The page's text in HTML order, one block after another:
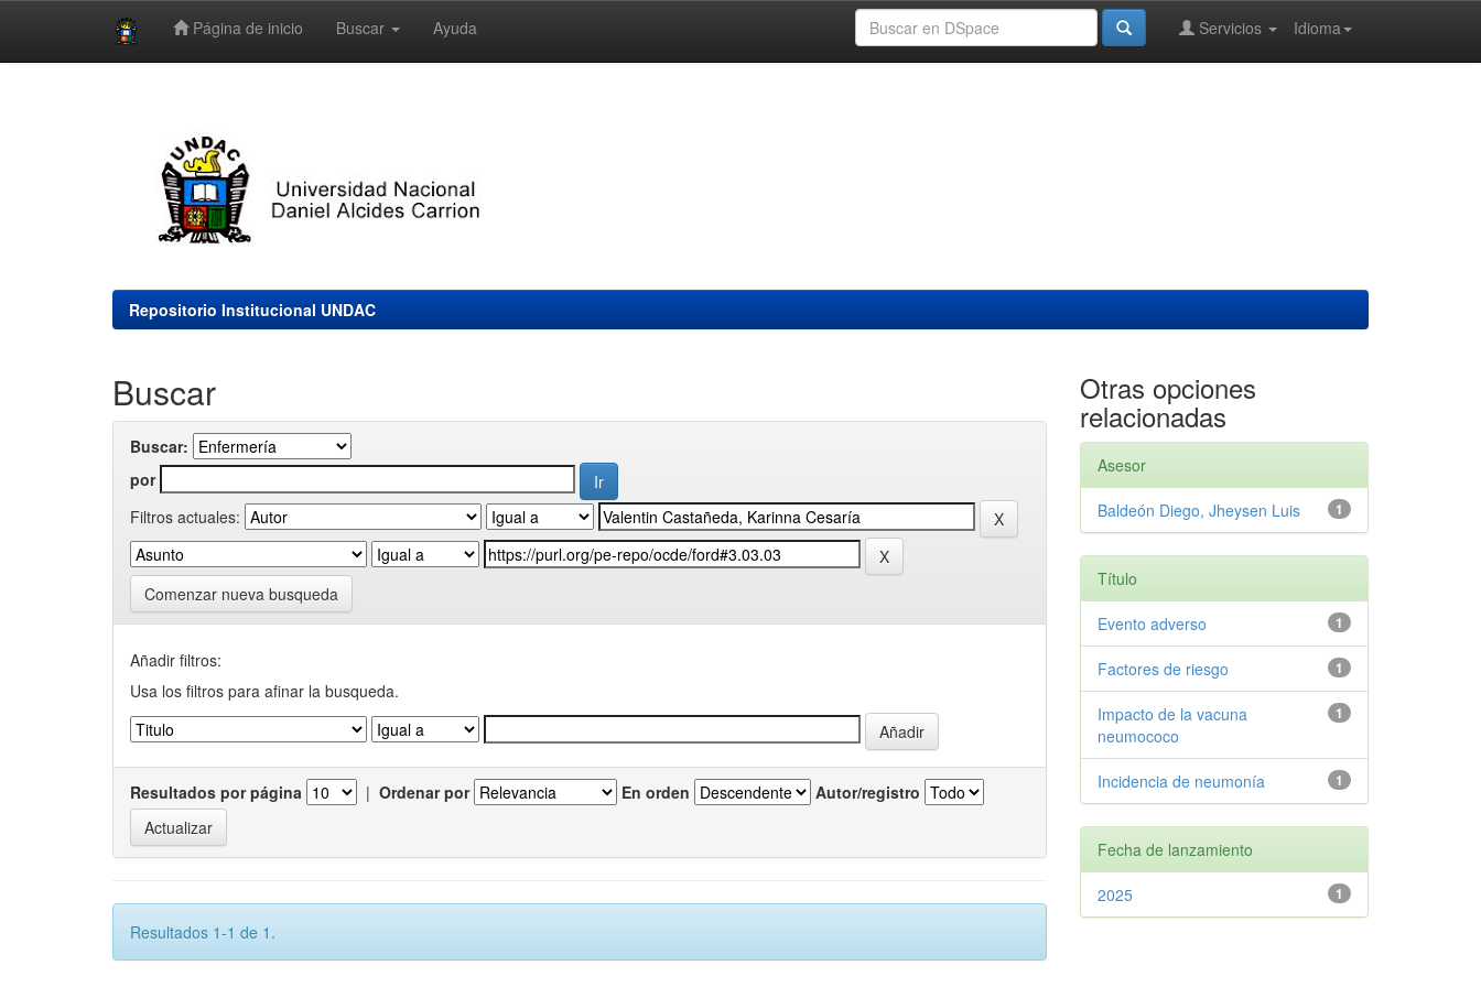
Página de inicio Buscar Ayuda Idioma
Servicios
Repositorio Institucional UNDAC
Buscar
Buscar:
por
Filtros actuales:
Comenzar nueva busqueda
Añadir filtros:
Usa los filtros para afinar la busqueda.
Resultados por página | Ordenar por En orden Autor/registro
Resultados 1-1 de 1.
Otras opciones
relacionadas
Asesor
1
Baldeón Diego, Jheysen Luis
Título
1
Evento adverso
1
Factores de riesgo
1
Impacto de la vacuna
neumococo
1
Incidencia de neumonía
Fecha de lanzamiento
1
2025